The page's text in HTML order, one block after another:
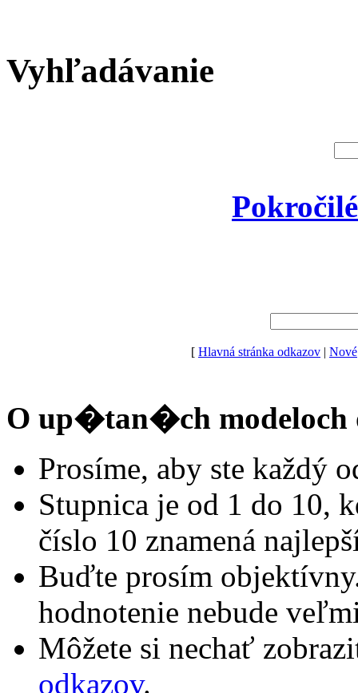
Vyhľadávanie
[ Hlavná stránka odkazov | Nové
O up�tan�ch modeloch
Prosíme, aby ste každý
Stupnica je od 1 do 10,
číslo 10 znamená
Buďte prosím
hodnotenie nebude
Môžete si nechať
odkazov.